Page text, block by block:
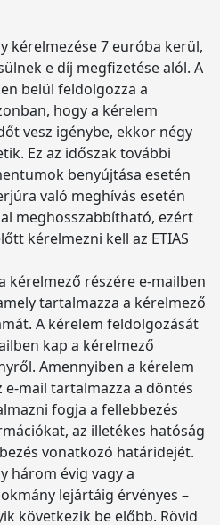
kérelmezése 7 euróba kerül,
e díj megfizetése alól. A
belül feldolgozza a
hogy a kérelem
vesz igénybe, ekkor négy
Ez az időszak további
benyújtása esetén
való meghívás esetén
meghosszabbítható, ezért
kérelmezni kell az ETIAS
kérelmező részére e-mailben
tartalmazza a kérelmező
A kérelem feldolgozását
kap a kérelmező
Amennyiben a kérelem
mail tartalmazza a döntés
fogja a fellebbezés
az illetékes hatóság
vonatkozó határidejét.
három évig vagy a
lejártáig érvényes –
következik be előbb. Rövid